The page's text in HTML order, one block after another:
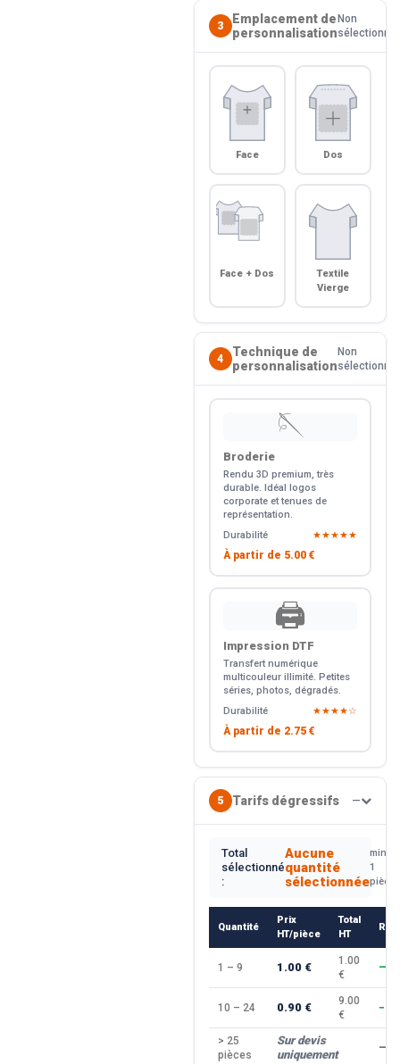
3
Emplacement de
personnalisation
Non
sélectionné
Face Dos
Face + Dos
Textile
Vierge
4
Technique de
personnalisation
Non
sélectionné
🪡
Broderie
Rendu 3D premium, très
durable. Idéal logos
corporate et tenues de
représentation.
Durabilité
★★★★★
À partir de 5.00 €
🖨️
Impression DTF
Transfert numérique
multicouleur illimité. Petites
séries, photos, dégradés.
Durabilité
★★★★☆
À partir de 2.75 €
5 Tarifs dégressifs —
Total
sélectionné
:
Aucune
quantité
sélectionnée
min.
1
pièce
Quantité
Prix
HT/pièce
Total
HT
1 – 9 1.00 €
1.00
€
—
10 – 24 0.90 €
9.00
€
> 25
pièces
Sur devis
uniquement
—